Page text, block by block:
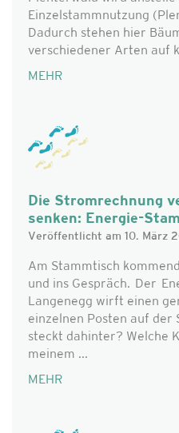
Einzelstammnutzung
Dadurch stehen hier
verschiedener Arten auf
MEHR
Die Stromrechnung
senken: Energie-
Veröffentlicht am 10. März
Am Stammtisch
und ins Gespräch. Der
Langenegg wirft einen
einzelnen Posten auf der
steckt dahinter? Welche
meinem ...
MEHR